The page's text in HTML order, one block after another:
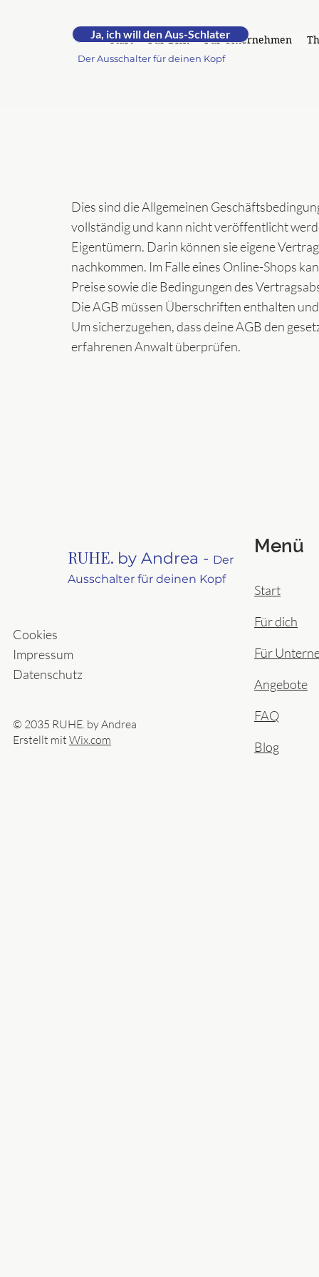
RUHE.by Andrea -
Der Ausschalter für deinen Kopf
Start Für Dich Für Unternehmen
Ja, ich will den Aus-Schlater
Dies sind die Allgemeinen
vollständig und kann nicht veröffentlicht
Eigentümern. Darin können sie eigene
nachkommen. Im Falle eines Online-Shops
Preise sowie die Bedingungen des
Die AGB müssen Überschriften enthalten
Um sicherzugehen, dass deine AGB den
erfahrenen Anwalt überprüfen.
RUHE. by Andrea - Der
Ausschalter für deinen Kopf
Cookies
Impressum
Datenschutz
© 2035 RUHE. by Andrea
Erstellt mit Wix.com
Menü
Start
Für dich
Für
Angebote
FAQ
Blog